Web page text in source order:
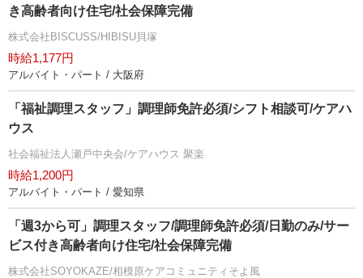
き高齢者向け住宅/社会保障完備
株式会社BISCUSS/HIBISU貝塚
時給1,177円
アルバイト・パート / 大阪府
「福祉調理スタッフ」調理師免許必須/シフト相談可/ケアハ
ウス
社会福祉法人瀬戸中央会/ケアハウス 聚楽
時給1,200円
アルバイト・パート / 愛知県
「週3から可」調理スタッフ/調理師免許必須/日勤のみ/サー
ビス付き高齢者向け住宅/社会保障完備
株式会社SOYOKAZE/相模原ケアコミュニティそよ風